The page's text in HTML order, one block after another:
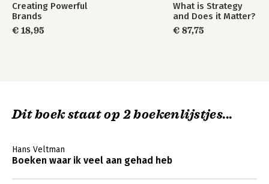
Creating Powerful
Brands
€ 18,95
What is Strategy
and Does it Matter?
€ 87,75
Dit boek staat op 2 boekenlijstjes...
Hans Veltman
Boeken waar ik veel aan gehad heb